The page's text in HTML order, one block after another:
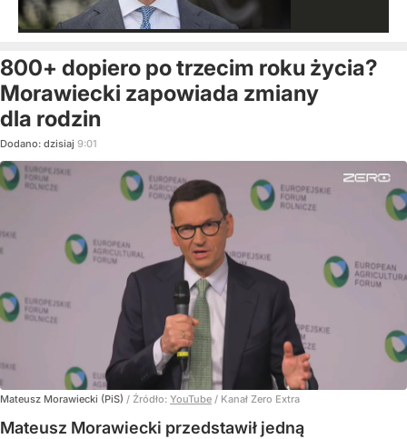
800+ dopiero po trzecim roku życia?
Morawiecki zapowiada zmiany
dla rodzin
Dodano: dzisiaj 9:01
Mateusz Morawiecki (PiS) / Źródło: YouTube / Kanał Zero Extra
Mateusz Morawiecki przedstawił jedną